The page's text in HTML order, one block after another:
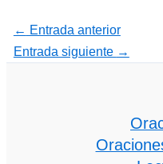
← Entrada anterior
Entrada siguiente →